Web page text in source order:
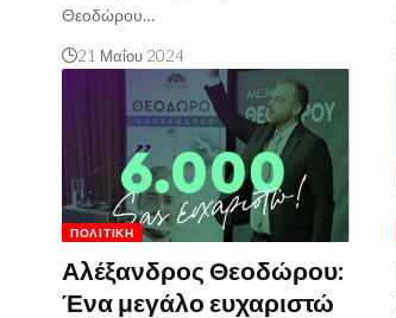
Θεοδώρου…
21 Μαΐου 2024
ΠΟΛΙΤΙΚΉ
Αλέξανδρος Θεοδώρου:
Ένα μεγάλο ευχαριστώ